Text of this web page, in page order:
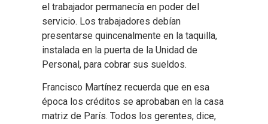
el trabajador permanecía en poder del
servicio. Los trabajadores debían
presentarse quincenalmente en la taquilla,
instalada en la puerta de la Unidad de
Personal, para cobrar sus sueldos.
Francisco Martínez recuerda que en esa
época los créditos se aprobaban en la casa
matriz de París. Todos los gerentes, dice,